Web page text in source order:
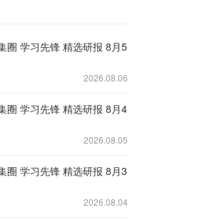
圈 学习先锋 精选研报 8月5
2026.08.06
圈 学习先锋 精选研报 8月4
2026.08.05
圈 学习先锋 精选研报 8月3
2026.08.04